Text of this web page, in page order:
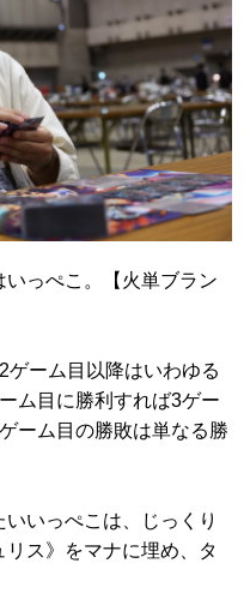
っぺこ。【火単ブラン
ーム目以降はいわゆる
ム目に勝利すれば3ゲー
ーム目の勝敗は単なる勝
いっぺこは、じっくり
ス》
をマナに埋め、タ